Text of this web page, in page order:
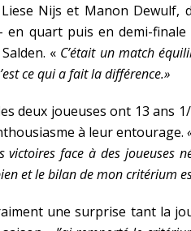
Nijs et Manon Dewulf,
en quart puis en demi-
« C’était un match
ce qui a fait la différence.»
deux joueuses ont 13 ans
à leur entourage.
victoires face à des joueuses
et le bilan de mon critérium
une surprise tant la